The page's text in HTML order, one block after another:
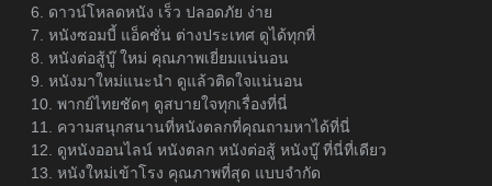
6. ดาวน์โหลดหนัง เร็ว ปลอดภัย ง่าย
7. หนังซอมบี้ แอ็คชั่น ต่างประเทศ ดูได้ทุกที่
8. หนังต่อสู้บู๊ ใหม่ คุณภาพเยี่ยมแน่นอน
9. หนังมาใหม่แนะนำ ดูแล้วติดใจแน่นอน
10. พากย์ไทยชัดๆ ดูสบายใจทุกเรื่องที่นี่
11. ความสนุกสนานที่หนังตลกที่คุณถามหาได้ที่นี่
12. ดูหนังออนไลน์ หนังตลก หนังต่อสู้ หนังบู๊ ที่นี่ที่เดียว
13. หนังใหม่เข้าโรง คุณภาพที่สุด แบบจำกัด